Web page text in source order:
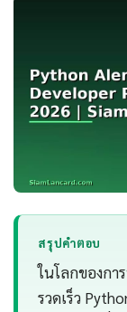
สรุปคำตอบ
ในโลกของก
รวดเร็ว